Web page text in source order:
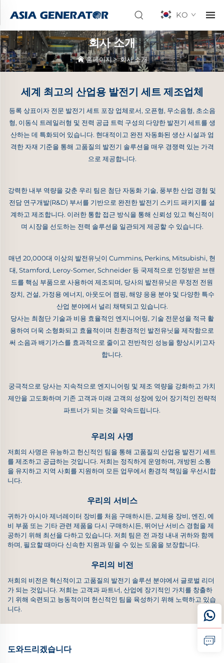
KO
회사 소개
홈페이지>회사 소개
세계 최고의 산업용 발전기 세트 제조업체
등록 상표이자 전문 발전기 세트 포장 업체로서, 오픈형, 무소음형, 초소음
형, 이동식 트레일러형 및 전력 공급 트럭 구성의 다양한 발전기 세트를 생
산하는 데 특화되어 있습니다. 현대적이고 완전 자동화된 생산 시설과 엄
격한 자재 기준을 통해 고품질의 발전기 솔루션을 매우 경쟁력 있는 가격
으로 제공합니다.
강력한 내부 역량을 갖춘 우리 팀은 첨단 자동화 기술, 풍부한 산업 경험 및
전담 연구개발(R&D) 부서를 기반으로 완전한 발전기 스키드 패키지를 설
계하고 제조합니다. 이러한 통합 접근 방식을 통해 신뢰성 있고 혁신적이
며 시장을 선도하는 전력 솔루션을 일관되게 제공할 수 있습니다.
매년 20,000대 이상의 발전유닛이 Cummins, Perkins, Mitsubishi, 현
대, Stamford, Leroy-Somer, Schneider 등 국제적으로 인정받은 브랜
드를 핵심 부품으로 사용하여 제조되며, 당사의 발전유닛은 무정전 전원
장치, 건설, 가정용 에너지, 아웃도어 캠핑, 해양 응용 분야 및 다양한 특수
산업 분야에서 널리 채택되고 있습니다.
당사는 최첨단 기술과 비용 효율적인 엔지니어링, 기술 전문성을 적극 활
용하여 더욱 소형화되고 효율적이며 친환경적인 발전유닛을 제작함으로
써 소음과 배기가스를 효과적으로 줄이고 전반적인 성능을 향상시키고자
합니다.
궁극적으로 당사는 지속적으로 엔지니어링 및 제조 역량을 강화하고 가치
제안을 고도화하며 기존 고객과 미래 고객의 성장에 있어 장기적인 전략적
파트너가 되는 것을 약속드립니다.
우리의 사명
저희의 사명은 유능하고 헌신적인 팀을 통해 고품질의 산업용 발전기 세트
를 제조하고 공급하는 것입니다. 저희는 정직하게 운영하며, 개방된 소통
을 유지하고 지역 사회를 지원하며 모든 업무에서 환경적 책임을 우선시합
니다.
우리의 서비스
귀하가 아시아 제너레이터 장비를 처음 구매하시든, 교체용 장비, 엔진, 예
비 부품 또는 기타 관련 제품을 다시 구매하시든, 뛰어난 서비스 경험을 제
공하기 위해 최선을 다하고 있습니다. 저희 팀은 전 과정 내내 귀하와 함께
하며, 필요할 때마다 신속한 지원과 믿을 수 있는 도움을 보장합니다.
우리의 비전
저희의 비전은 혁신적이고 고품질의 발전기 솔루션 분야에서 글로벌 리더
가 되는 것입니다. 저희는 고객과 파트너, 산업에 장기적인 가치를 창출하
기 위해 숙련되고 능동적이며 헌신적인 팀을 육성하기 위해 노력하고 있습
니다.
도와드리겠습니다